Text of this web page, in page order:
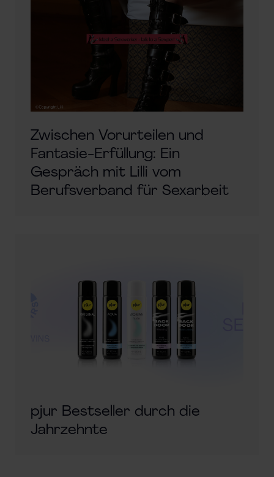
Zwischen Vorurteilen und
Fantasie-Erfüllung: Ein
Gespräch mit Lilli vom
Berufsverband für Sexarbeit
pjur Bestseller durch die
Jahrzehnte